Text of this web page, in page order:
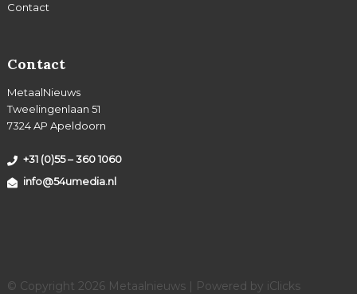
Contact
Contact
MetaalNieuws
Tweelingenlaan 51
7324 AP Apeldoorn
+31 (0)55 – 360 1060
info@54umedia.nl
© Copyright 2026 Metaalnieuws | Powered by iClicks